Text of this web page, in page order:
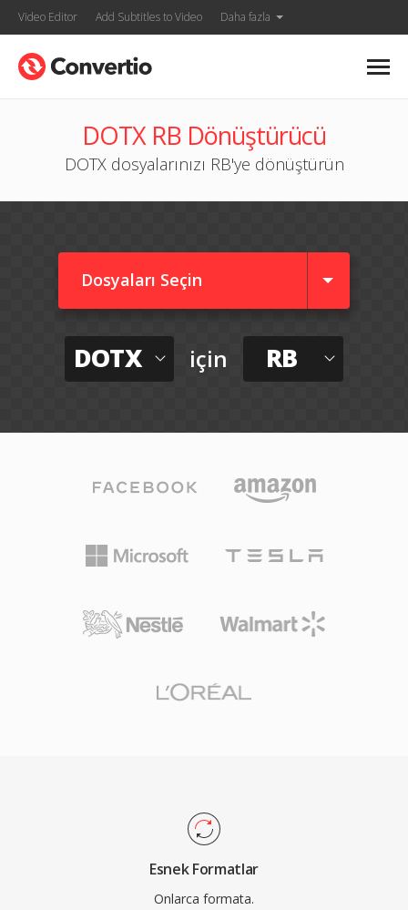
Video Editor Add Subtitles to Video Daha fazla
DOTX RB Dönüştürücü
DOTX dosyalarınızı RB'ye dönüştürün
Dosyaları Seçin
DOTX için RB
Esnek Formatlar
Onlarca formata.